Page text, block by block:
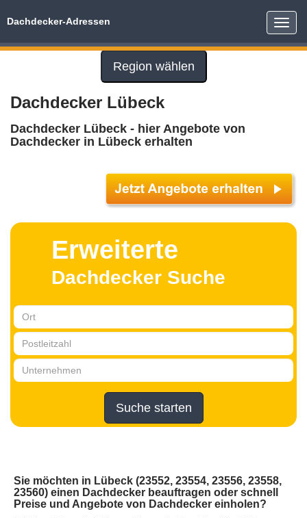
Toggle
Dachdecker-Adressen
Region wählen
Dachdecker Lübeck
Dachdecker Lübeck - hier Angebote von
Dachdecker in Lübeck erhalten
Erweiterte
Dachdecker Suche
Suche starten
Sie möchten in Lübeck (23552, 23554, 23556, 23558,
23560) einen Dachdecker beauftragen oder schnell
Preise und Angebote von Dachdecker einholen?